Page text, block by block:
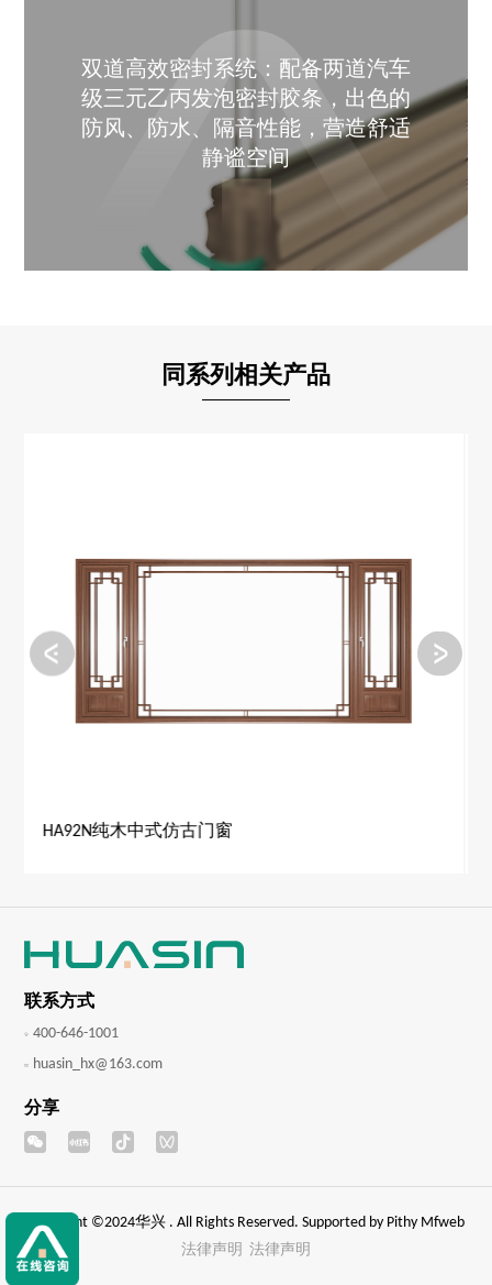
双道高效密封系统：配备两道汽车
级三元乙丙发泡密封胶条，出色的
防风、防水、隔音性能，营造舒适
静谧空间
同系列相关产品
HC102V铝包木中式仿古内开门窗
联系方式
400-646-1001
huasin_hx@163.com
分享
Copyright ©2024华兴 . All Rights Reserved. Supported by Pithy Mfweb
法律声明 法律声明